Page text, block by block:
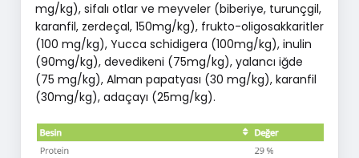
mg/kg), sifalı otlar ve meyveler (biberiye, turunçgil,
karanfil, zerdeçal, 150mg/kg), frukto-oligosakkaritler
(100 mg/kg), Yucca schidigera (100mg/kg), inulin
(90mg/kg), devedikeni (75mg/kg), yalancı iğde
(75 mg/kg), Alman papatyası (30 mg/kg), karanfil
(30mg/kg), adaçayı (25mg/kg).